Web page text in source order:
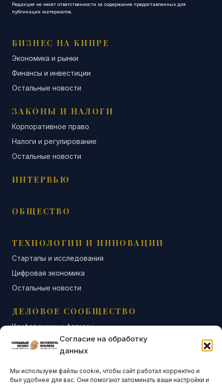
Согласие на обработку
данных
Мы используем файлы cookie, чтобы сайт работал корректно и
был удобнее для вас. Они помогают запоминать ваши настройки и
Редакция не несет ответственности за содержание предоставленных для
публикации материалов.
БИЗНЕС НА КИПРЕ
Экономика и рынки
Финансы и инвестиции
Остальные новости
ЗАКОНЫ И НАЛОГИ
Корпоративное право
Налоги и регулирование
Остальные новости
ИНТЕРВЬЮ
ОБЩЕСТВО
ТЕХНОЛОГИИ И ИННОВАЦИИ
Стартапы и исследования
Цифровая экономика
Остальные новости
ДЕЛОВОЕ СООБЩЕСТВО
Конференции и форумы
Бизнес-клубы и ассоциации
Остальные новости
АНАЛИТИКА И СТАТИСТИКА